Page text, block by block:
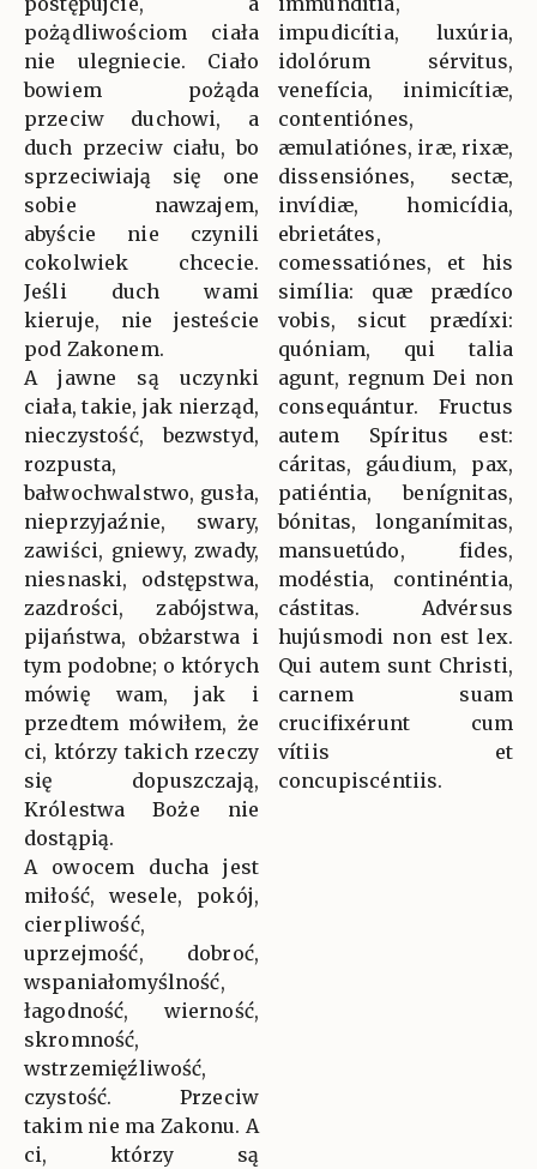
pożądliwościom ciała
nie ulegniecie. Ciało
bowiem pożąda
przeciw duchowi, a
duch przeciw ciału, bo
sprzeciwiają się one
sobie nawzajem,
abyście nie czynili
cokolwiek chcecie.
Jeśli duch wami
kieruje, nie jesteście
pod Zakonem.
A jawne są uczynki
ciała, takie, jak nierząd,
nieczystość, bezwstyd,
rozpusta,
bałwochwalstwo, gusła,
nieprzyjaźnie, swary,
zawiści, gniewy, zwady,
niesnaski, odstępstwa,
zazdrości, zabójstwa,
pijaństwa, obżarstwa i
tym podobne; o których
mówię wam, jak i
przedtem mówiłem, że
ci, którzy takich rzeczy
się dopuszczają,
Królestwa Boże nie
dostąpią.
A owocem ducha jest
miłość, wesele, pokój,
cierpliwość,
uprzejmość, dobroć,
wspaniałomyślność,
łagodność, wierność,
skromność,
wstrzemięźliwość,
czystość. Przeciw
takim nie ma Zakonu. A
ci, którzy są
impudicítia, luxúria,
idolórum sérvitus,
venefícia, inimicítiæ,
contentiónes,
æmulatiónes, iræ, rixæ,
dissensiónes, sectæ,
invídiæ, homicídia,
ebrietátes,
comessatiónes, et his
simília: quæ prædíco
vobis, sicut prædíxi:
quóniam, qui talia
agunt, regnum Dei non
consequántur. Fructus
autem Spíritus est:
cáritas, gáudium, pax,
patiéntia, benígnitas,
bónitas, longanímitas,
mansuetúdo, fides,
modéstia, continéntia,
cástitas. Advérsus
hujúsmodi non est lex.
Qui autem sunt Christi,
carnem suam
crucifixérunt cum
vítiis et
concupiscéntiis.